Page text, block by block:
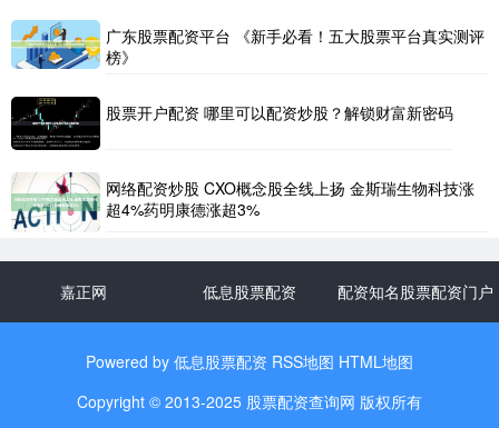
广东股票配资平台 《新手必看！五大股票平台真实测评
榜》
股票开户配资 哪里可以配资炒股？解锁财富新密码
网络配资炒股 CXO概念股全线上扬 金斯瑞生物科技涨
超4%药明康德涨超3%
嘉正网 低息股票配资 配资知名股票配资门户
Powered by 低息股票配资 RSS地图 HTML地图
Copyright © 2013-2025 股票配资查询网 版权所有